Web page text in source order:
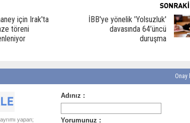
için Irak'ta
töreni
İBB'ye yönelik 'Yolsuzluk'
davasında 64’üncü
duruşma
Onay
yapan;